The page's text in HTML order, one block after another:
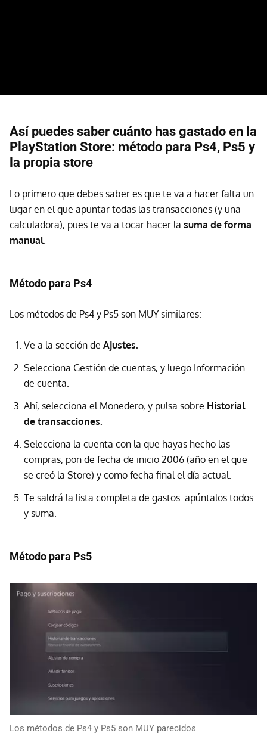
Así puedes saber cuánto has gastado en la
PlayStation Store: método para Ps4, Ps5 y
la propia store
Lo primero que debes saber es que te va a hacer falta un
lugar en el que apuntar todas las transacciones (y una
calculadora), pues te va a tocar hacer la suma de forma
manual.
Método para Ps4
Los métodos de Ps4 y Ps5 son MUY similares:
Ve a la sección de Ajustes.
Selecciona Gestión de cuentas, y luego Información
de cuenta.
Ahí, selecciona el Monedero, y pulsa sobre Historial
de transacciones.
Selecciona la cuenta con la que hayas hecho las
compras, pon de fecha de inicio 2006 (año en el que
se creó la Store) y como fecha final el día actual.
Te saldrá la lista completa de gastos: apúntalos todos
y suma.
Método para Ps5
Los métodos de Ps4 y Ps5 son MUY parecidos